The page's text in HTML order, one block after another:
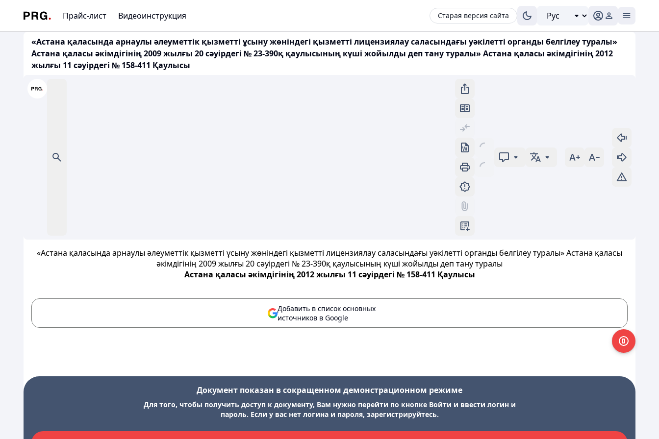
Прайс-лист Видеоинструкция Старая версия сайта
«Астана қаласында арнаулы әлеуметтік қызметті ұсыну жөніндегі қызметті лицензиялау саласындағы уәкілетті органды белгілеу туралы»
Астана қаласы әкімдігінің 2009 жылғы 20 сәуірдегі № 23-390қ қаулысының күші жойылды деп тану туралы» Астана қаласы әкімдігінің 2012
жылғы 11 сәуірдегі № 158-411 Қаулысы
«Астана қаласында арнаулы әлеуметтік қызметті ұсыну жөніндегі қызметті лицензиялау саласындағы уәкілетті органды белгілеу туралы» Астана қаласы
әкімдігінің 2009 жылғы 20 сәуірдегі № 23-390қ қаулысының күші жойылды деп тану туралы
Астана қаласы әкімдігінің 2012 жылғы 11 сәуірдегі № 158-411 Қаулысы
Добавить в список основных
источников в Google
Документ показан в сокращенном демонстрационном режиме
Для того, чтобы получить доступ к документу, Вам нужно перейти по кнопке Войти и ввести логин и
пароль. Если у вас нет логина и пароля, зарегистрируйтесь.